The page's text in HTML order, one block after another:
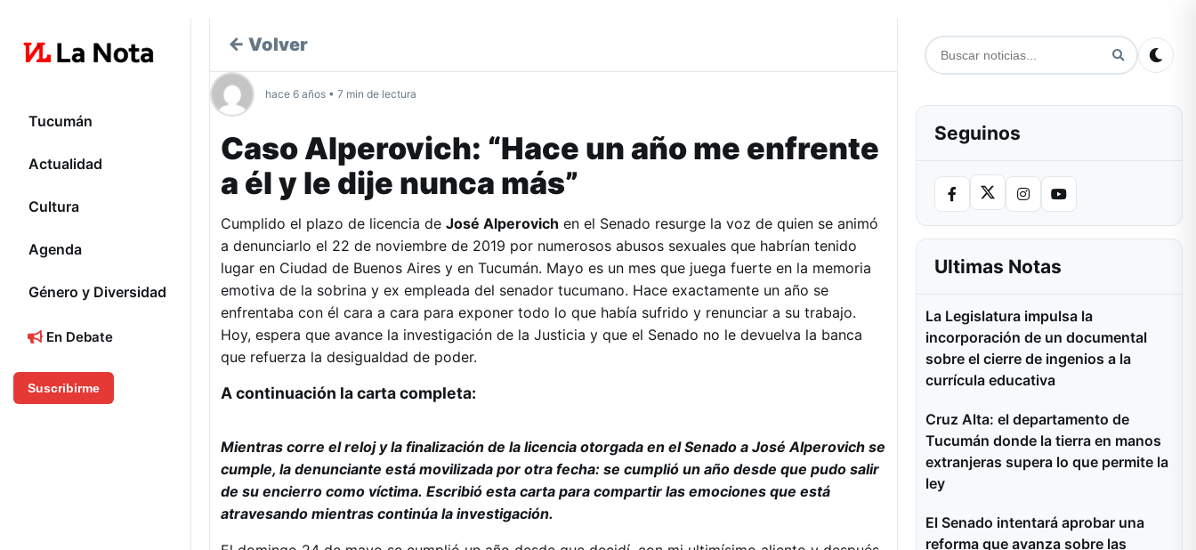
Tucumán
Actualidad
Cultura
Agenda
Género y Diversidad
En Debate
Suscribirme
← Volver
hace 6 años • 7 min de lectura
Caso Alperovich: “Hace un año me enfrente
a él y le dije nunca más”
Cumplido el plazo de licencia de José Alperovich en el Senado resurge la voz de quien se animó
a denunciarlo el 22 de noviembre de 2019 por numerosos abusos sexuales que habrían tenido
lugar en Ciudad de Buenos Aires y en Tucumán. Mayo es un mes que juega fuerte en la memoria
emotiva de la sobrina y ex empleada del senador tucumano. Hace exactamente un año se
enfrentaba con él cara a cara para exponer todo lo que había sufrido y renunciar a su trabajo.
Hoy, espera que avance la investigación de la Justicia y que el Senado no le devuelva la banca
que refuerza la desigualdad de poder.
A continuación la carta completa:
Mientras corre el reloj y la finalización de la licencia otorgada en el Senado a José Alperovich se
cumple, la denunciante está movilizada por otra fecha: se cumplió un año desde que pudo salir
de su encierro como víctima. Escribió esta carta para compartir las emociones que está
atravesando mientras continúa la investigación.
Seguinos
Ultimas Notas
La Legislatura impulsa la
incorporación de un documental
sobre el cierre de ingenios a la
currícula educativa
Cruz Alta: el departamento de
Tucumán donde la tierra en manos
extranjeras supera lo que permite la
ley
El Senado intentará aprobar una
reforma que avanza sobre las